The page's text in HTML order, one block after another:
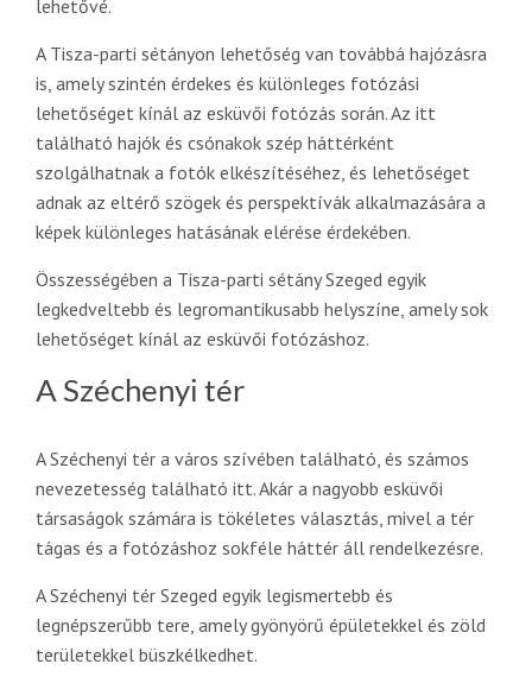
lehetővé.
A Tisza-parti sétányon lehetőség van továbbá hajózásra
is, amely szintén érdekes és különleges fotózási
lehetőséget kínál az esküvői fotózás során. Az itt
található hajók és csónakok szép háttérként
szolgálhatnak a fotók elkészítéséhez, és lehetőséget
adnak az eltérő szögek és perspektívák alkalmazására a
képek különleges hatásának elérése érdekében.
Összességében a Tisza-parti sétány Szeged egyik
legkedveltebb és legromantikusabb helyszíne, amely sok
lehetőséget kínál az esküvői fotózáshoz.
A Széchenyi tér
A Széchenyi tér a város szívében található, és számos
nevezetesség található itt. Akár a nagyobb esküvői
társaságok számára is tökéletes választás, mivel a tér
tágas és a fotózáshoz sokféle háttér áll rendelkezésre.
A Széchenyi tér Szeged egyik legismertebb és
legnépszerűbb tere, amely gyönyörű épületekkel és zöld
területekkel büszkélkedhet.